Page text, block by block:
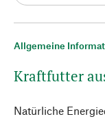
Allgemeine
Kraftfutter
Natürliche